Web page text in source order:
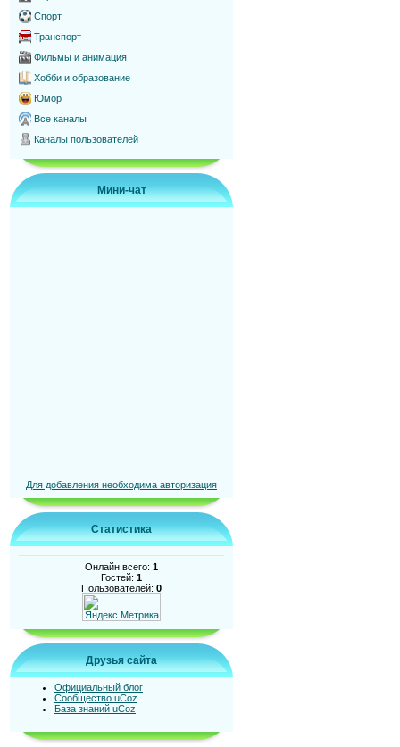
Спорт
Транспорт
Фильмы и анимация
Хобби и образование
Юмор
Все каналы
Каналы пользователей
Мини-чат
Для добавления необходима авторизация
Статистика
Онлайн всего: 1
Гостей: 1
Пользователей: 0
Друзья сайта
Официальный блог
Сообщество uCoz
База знаний uCoz